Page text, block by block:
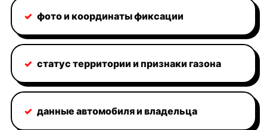
✓ фото и координаты фиксации
✓ статус территории и признаки газона
✓ данные автомобиля и владельца